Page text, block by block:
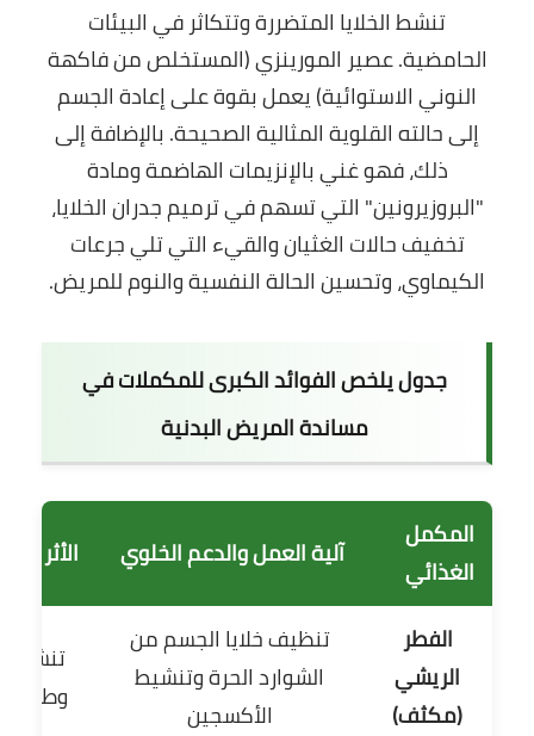
تنشط الخلايا المتضررة وتتكاثر في البيئات
الحامضية. عصير المورينزي (المستخلص من فاكهة
النوني الاستوائية) يعمل بقوة على إعادة الجسم
إلى حالته القلوية المثالية الصحيحة. بالإضافة إلى
ذلك، فهو غني بالإنزيمات الهاضمة ومادة
"البروزيرونين" التي تسهم في ترميم جدران الخلايا،
تخفيف حالات الغثيان والقيء التي تلي جرعات
الكيماوي، وتحسين الحالة النفسية والنوم للمريض.
جدول يلخص الفوائد الكبرى للمكملات في
مساندة المريض البدنية
المكمل
الغذائي
آلية العمل والدعم الخلوي الأثر
الفطر
الريشي
(مكثف)
تنظيف خلايا الجسم من
الشوارد الحرة وتنشيط
الأكسجين
تنشيط
وطرد